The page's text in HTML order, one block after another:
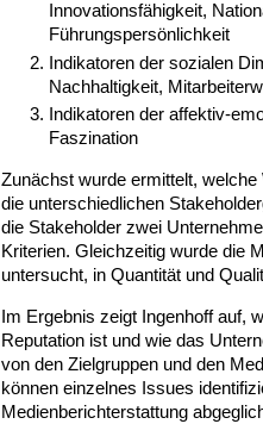
Innovationsfähigkeit,
Führungspersönlichkeit
Indikatoren der sozialen
Nachhaltigkeit,
Indikatoren der affektiv-
Faszination
Zunächst wurde ermittelt,
die unterschiedlichen
die Stakeholder zwei
Kriterien. Gleichzeitig wurde die
untersucht, in Quantität und
Im Ergebnis zeigt Ingenhoff auf,
Reputation ist und wie das
von den Zielgruppen und den
können einzelnes Issues
Medienberichterstattung